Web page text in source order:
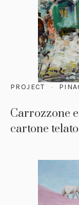
PROJECT
Carrozzone
cartone